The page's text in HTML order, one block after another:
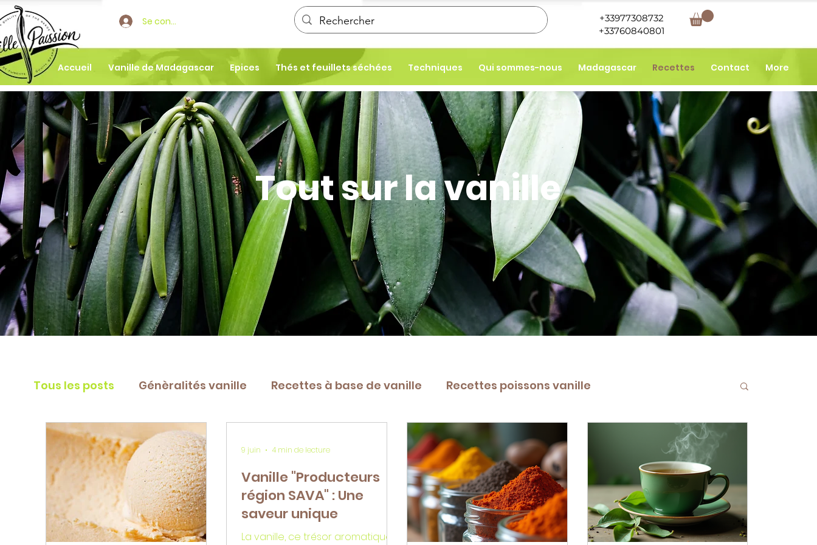
Se connecter
+33977308732
+33760840801
Accueil Vanille de Madagascar Epices Thés et feuillets séchées Techniques Qui sommes-nous Madagascar Recettes Contact More
Tout sur la vanille
Tous les posts Génèralités vanille Recettes à base de vanille Recettes poissons vanille
Boissons parfumée vanille 🌿 Tout sur la vanille Bourbon de M
Recette desserts
Vanille "Producteurs
région SAVA" : Une
saveur unique
La vanille, ce trésor aromatique,
9 juin 4 min de lecture